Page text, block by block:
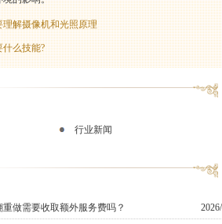
解摄像机和光照原理
么技能?
行业新闻
做需要收取额外服务费吗？